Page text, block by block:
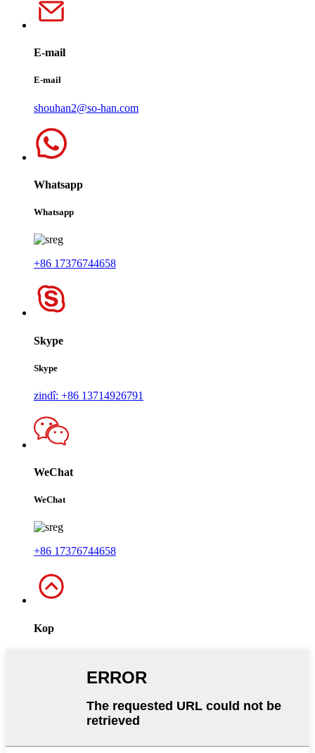
E-mail
E-mail
shouhan2@so-han.com
Whatsapp
Whatsapp
+86 17376744658
Skype
Skype
zindî: +86 13714926791
WeChat
WeChat
+86 17376744658
Kop